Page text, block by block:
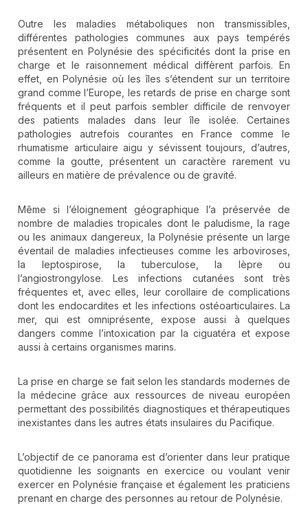
Outre les maladies métaboliques non transmissibles,
différentes pathologies communes aux pays tempérés
présentent en Polynésie des spécificités dont la prise en
charge et le raisonnement médical diffèrent parfois. En
effet, en Polynésie où les îles s’étendent sur un territoire
grand comme l’Europe, les retards de prise en charge sont
fréquents et il peut parfois sembler difficile de renvoyer
des patients malades dans leur île isolée. Certaines
pathologies autrefois courantes en France comme le
rhumatisme articulaire aigu y sévissent toujours, d’autres,
comme la goutte, présentent un caractère rarement vu
ailleurs en matière de prévalence ou de gravité.
Même si l’éloignement géographique l’a préservée de
nombre de maladies tropicales dont le paludisme, la rage
ou les animaux dangereux, la Polynésie présente un large
éventail de maladies infectieuses comme les arboviroses,
la leptospirose, la tuberculose, la lèpre ou
l’angiostrongylose. Les infections cutanées sont très
fréquentes et, avec elles, leur corollaire de complications
dont les endocardites et les infections ostéoarticulaires. La
mer, qui est omniprésente, expose aussi à quelques
dangers comme l’intoxication par la ciguatéra et expose
aussi à certains organismes marins.
La prise en charge se fait selon les standards modernes de
la médecine grâce aux ressources de niveau européen
permettant des possibilités diagnostiques et thérapeutiques
inexistantes dans les autres états insulaires du Pacifique.
L’objectif de ce panorama est d’orienter dans leur pratique
quotidienne les soignants en exercice ou voulant venir
exercer en Polynésie française et également les praticiens
prenant en charge des personnes au retour de Polynésie.